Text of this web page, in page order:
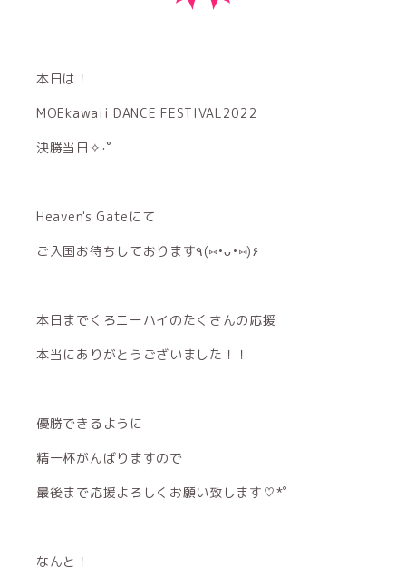
本日は！
MOEkawaii DANCE FESTIVAL2022
決勝当日✧‧˚
Heaven's Gateにて
ご入国お待ちしております٩(⑅•ᴗ•⑅)۶
本日までくろニーハイのたくさんの応援
本当にありがとうございました！！
優勝できるように
精一杯がんばりますので
最後まで応援よろしくお願い致します♡*゜
なんと！